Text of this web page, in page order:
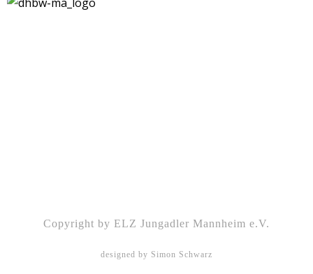
Copyright by ELZ Jungadler Mannheim e.V.
designed by Simon Schwarz